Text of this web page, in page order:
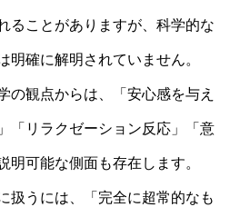
ることがありますが、科学的な
明確に解明されていません。
の観点からは、「安心感を与え
「リラクゼーション反応」「意
明可能な側面も存在します。
扱うには、「完全に超常的なも